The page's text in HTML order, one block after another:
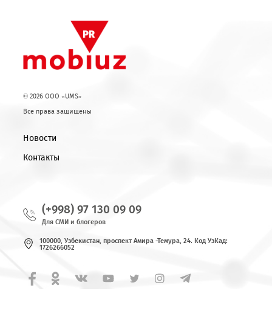
Более подробная информации об акции «Счастливые
с Mobiuz» представлена по
https://mobi.uz/ru/discounts/discounts/21947/
© 2026 OOO «UMS»
Все права защищены
Контакты